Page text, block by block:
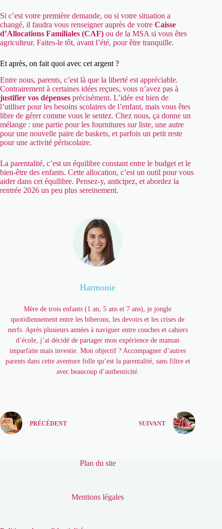
Si c’est votre première demande, ou si votre situation a
changé, il faudra vous renseigner auprès de votre Caisse
d’Allocations Familiales (CAF) ou de la MSA si vous êtes
agriculteur. Faites-le tôt, avant l’été, pour être tranquille.
Et après, on fait quoi avec cet argent ?
Entre nous, parents, c’est là que la liberté est appréciable.
Contrairement à certaines idées reçues, vous n’avez pas à
justifier vos dépenses précisément. L’idée est bien de
l’utiliser pour les besoins scolaires de l’enfant, mais vous êtes
libre de gérer comme vous le sentez. Chez nous, ça donne un
mélange : une partie pour les fournitures sur liste, une autre
pour une nouvelle paire de baskets, et parfois un petit reste
pour une activité périscolaire.
La parentalité, c’est un équilibre constant entre le budget et le
bien-être des enfants. Cette allocation, c’est un outil pour vous
aider dans cet équilibre. Pensez-y, anticipez, et abordez la
rentrée 2026 un peu plus sereinement.
Harmonie
Mère de trois enfants (1 an, 5 ans et 7 ans), je jongle
quotidiennement entre les biberons, les devoirs et les crises de
nerfs. Après plusieurs années à naviguer entre couches et cahiers
d’école, j’ai décidé de partager mon expérience de maman
imparfaite mais investie. Mon objectif ? Accompagner d’autres
parents dans cette aventure folle qu’est la parentalité, sans filtre et
avec beaucoup d’authenticité.
PRÉCÉDENT SUIVANT
Plan du site
Mentions légales